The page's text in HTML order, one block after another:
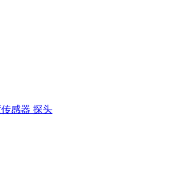
感器 探头